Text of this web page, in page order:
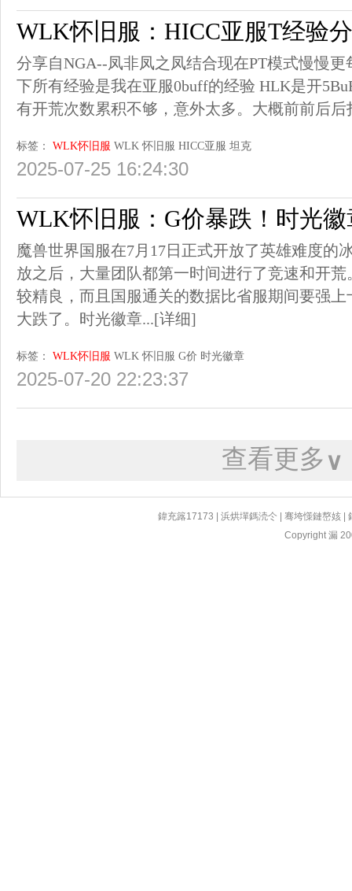
WLK怀旧服：HICC亚服T经验
分享自NGA--凤非凤之凤结合现在PT模式慢慢更
下所有经验是我在亚服0buff的经验 HLK是开
有开荒次数累积不够，意外太多。大概前前后后
标签： WLK怀旧服 WLK 怀旧服 HICC亚服 坦克
2025-07-25 16:24:30
WLK怀旧服：G价暴跌！时光
魔兽世界国服在7月17日正式开放了英雄难度的
放之后，大量团队都第一时间进行了竞速和开
较精良，而且国服通关的数据比省服期间要强
大跌了。时光徽章...[详细]
标签： WLK怀旧服 WLK 怀旧服 G价 时光徽章
2025-07-20 22:23:37
查看更多 ∨
鍏充簬17173 |浜烘墠鎷涜仒 |骞垮憡鏈嶅姟 |
Copyright 漏